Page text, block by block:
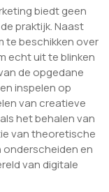
biedt geen
praktijk. Naast
te beschikken over
echt uit te blinken
de opgedane
inspelen op
van creatieve
het behalen van
van theoretische
onderscheiden en
van digitale